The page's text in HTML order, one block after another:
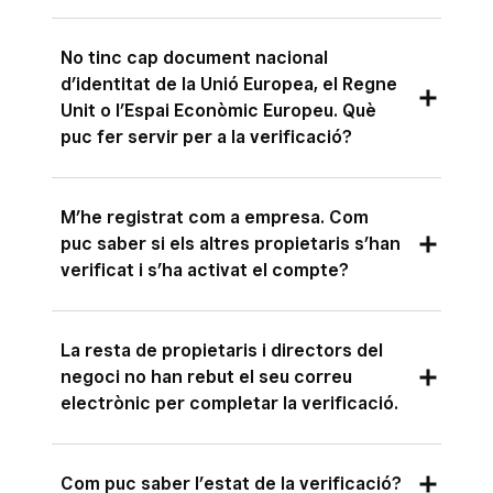
del document físic, no podrem acceptar ni
és l’única manera en què podem verificar i
activar el teu compte.
No tinc cap document nacional
d’identitat de la Unió Europea, el Regne
Unit o l’Espai Econòmic Europeu. Què
puc fer servir per a la verificació?
la Unió Europea, el Regne Unit o l’Espai
Econòmic Europeu, pots fer servir el teu
M’he registrat com a empresa. Com
puc saber si els altres propietaris s’han
verificat i s’ha activat el compte?
altres propietaris del negoci alTauler de
control de Square. Per fer-ho, fes clic a
Compte i configuració
Propietaris i directors.
La resta de propietaris i directors del
negoci no han rebut el seu correu
electrònic per completar la verificació.
Com puc saber l’estat de la verificació?